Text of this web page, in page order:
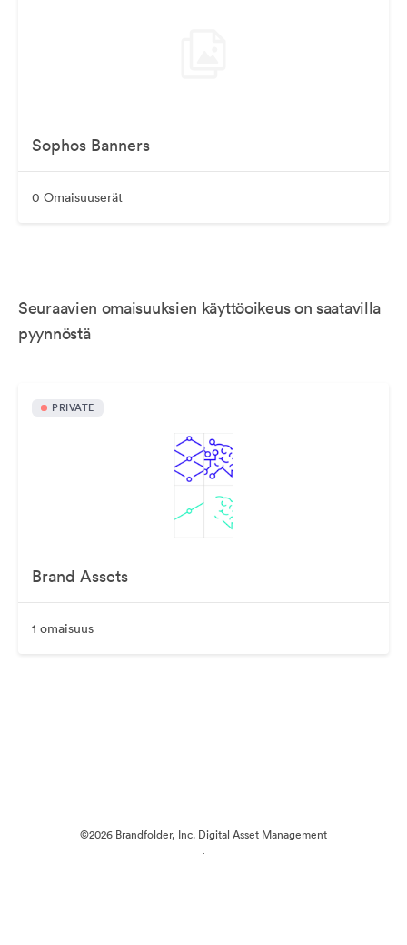
Sophos Banners
0 Omaisuuserät
Seuraavien omaisuuksien käyttöoikeus on saatavilla
pyynnöstä
PRIVATE
Brand Assets
1 omaisuus
©2026 Brandfolder, Inc. Digital Asset Management
·